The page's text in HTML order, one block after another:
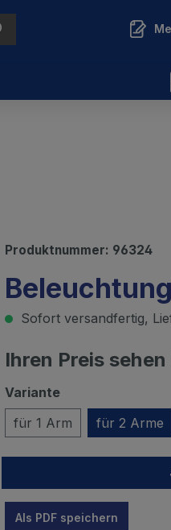
Produktnummer: 96324
Sofort versandfertig,
Ihren Preis
Variante
für 1 Arm
für 2 Arme
Als PDF speichern